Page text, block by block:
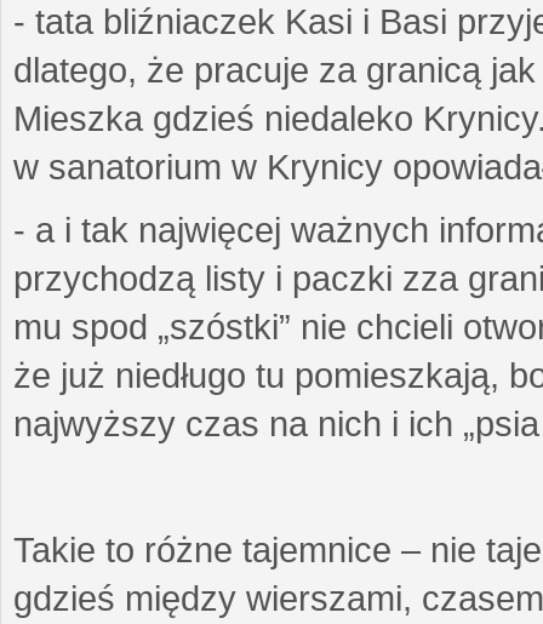
- tata bliźniaczek Kasi i Basi
dlatego, że pracuje za granicą
Mieszka gdzieś niedaleko
w sanatorium w Krynicy
- a i tak najwięcej ważnych
przychodzą listy i paczki zza
mu spod „szóstki” nie chcieli
że już niedługo tu pomieszkają,
najwyższy czas na nich i ich
Takie to różne tajemnice – nie
gdzieś między wierszami,